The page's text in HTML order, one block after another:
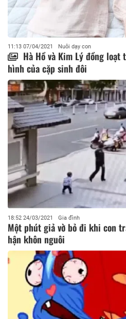
11:13 07/04/2021 Nuôi dạy con
Hà Hồ và Kim Lý đồng
hình của cặp sinh đôi
18:52 24/03/2021 Gia đình
Một phút giả vờ bỏ đi khi con
hận khôn nguôi